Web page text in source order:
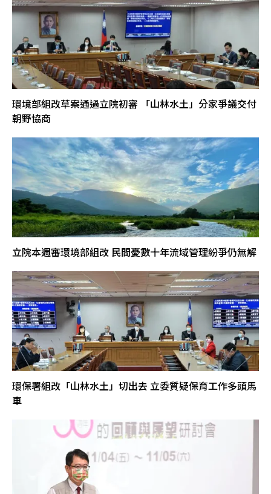
環境部組改草案通過立院初審 「山林水土」分家爭議交付
朝野協商
立院本週審環境部組改 民間憂數十年流域管理紛爭仍無解
環保署組改「山林水土」切出去 立委質疑保育工作多頭馬
車